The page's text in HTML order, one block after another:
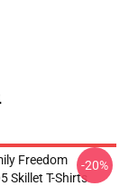
Freedom
Skillet T-Shirts
-20%